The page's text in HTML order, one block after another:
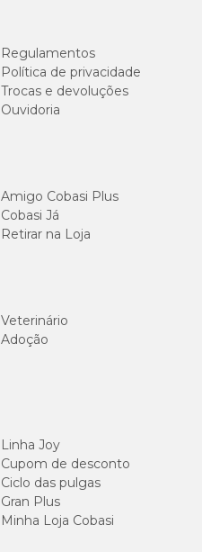
Regulamentos
Política de privacidade
Trocas e devoluções
Ouvidoria
Amigo Cobasi Plus
Cobasi Já
Retirar na Loja
Veterinário
Adoção
Linha Joy
Cupom de desconto
Ciclo das pulgas
Gran Plus
Minha Loja Cobasi